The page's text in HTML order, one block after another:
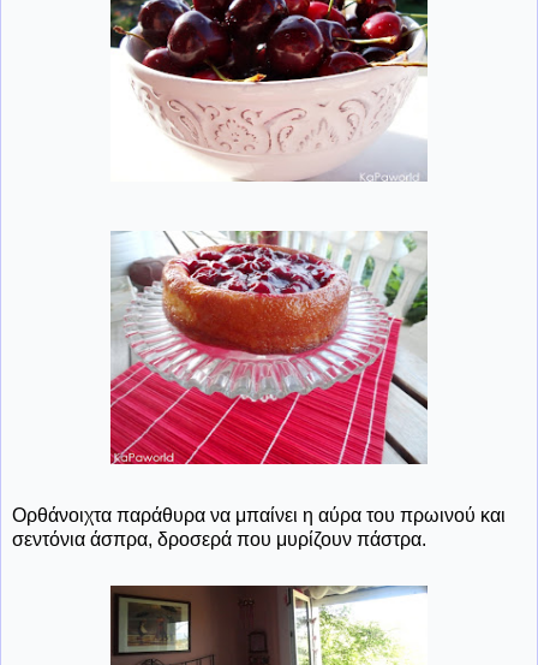
Ορθάνοιχτα παράθυρα να μπαίνει η αύρα του πρωινού και
σεντόνια άσπρα, δροσερά που μυρίζουν πάστρα.